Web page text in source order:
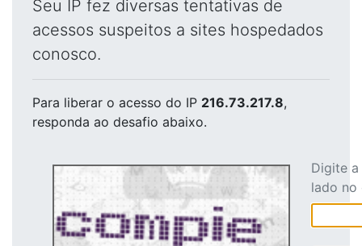
Seu IP fez diversas tentativas de
acessos suspeitos a sites hospedados
conosco.
Para liberar o acesso do IP 216.73.217.8,
responda ao desafio abaixo.
Digite
lado no